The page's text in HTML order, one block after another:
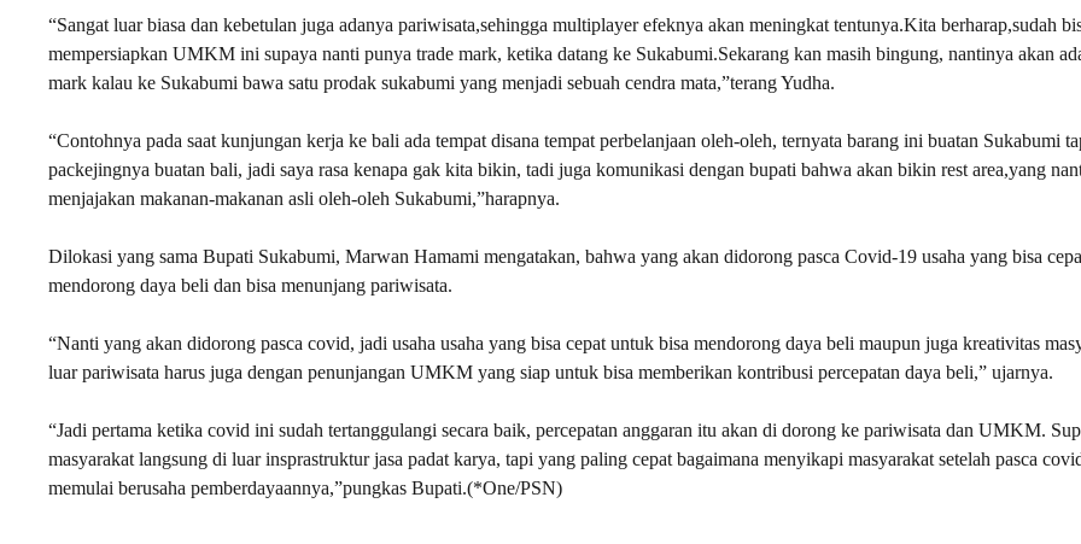
“Sangat luar biasa dan kebetulan juga adanya pariwisata,sehingga multiplayer efeknya akan meningkat tentunya.Kita berharap,sudah
mempersiapkan UMKM ini supaya nanti punya trade mark, ketika datang ke Sukabumi.Sekarang kan masih bingung, nantinya akan
mark kalau ke Sukabumi bawa satu prodak sukabumi yang menjadi sebuah cendra mata,”terang Yudha.
“Contohnya pada saat kunjungan kerja ke bali ada tempat disana tempat perbelanjaan oleh-oleh, ternyata barang ini buatan Sukabumi
packejingnya buatan bali, jadi saya rasa kenapa gak kita bikin, tadi juga komunikasi dengan bupati bahwa akan bikin rest area,yang
menjajakan makanan-makanan asli oleh-oleh Sukabumi,”harapnya.
Dilokasi yang sama Bupati Sukabumi, Marwan Hamami mengatakan, bahwa yang akan didorong pasca Covid-19 usaha yang bisa
mendorong daya beli dan bisa menunjang pariwisata.
“Nanti yang akan didorong pasca covid, jadi usaha usaha yang bisa cepat untuk bisa mendorong daya beli maupun juga kreativitas
luar pariwisata harus juga dengan penunjangan UMKM yang siap untuk bisa memberikan kontribusi percepatan daya beli,” ujarnya.
“Jadi pertama ketika covid ini sudah tertanggulangi secara baik, percepatan anggaran itu akan di dorong ke pariwisata dan UMKM.
masyarakat langsung di luar insprastruktur jasa padat karya, tapi yang paling cepat bagaimana menyikapi masyarakat setelah pasca
memulai berusaha pemberdayaannya,”pungkas Bupati.(*One/PSN)